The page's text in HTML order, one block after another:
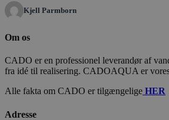
Kjell Parmborn
Om os
CADO er en professionel leverandør af
fra idé til realisering. CADOAQUA er
Alle fakta om CADO er tilgængelige HER
Adresse